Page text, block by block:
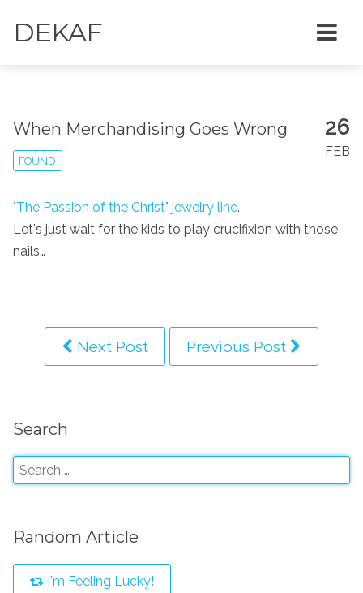
DEKAF
26
FEB
When Merchandising Goes Wrong
FOUND
"The Passion of the Christ" jewelry line.
Let's just wait for the kids to play crucifixion with those
nails…
Next Post Previous Post
Search
Random Article
I'm Feeling Lucky!